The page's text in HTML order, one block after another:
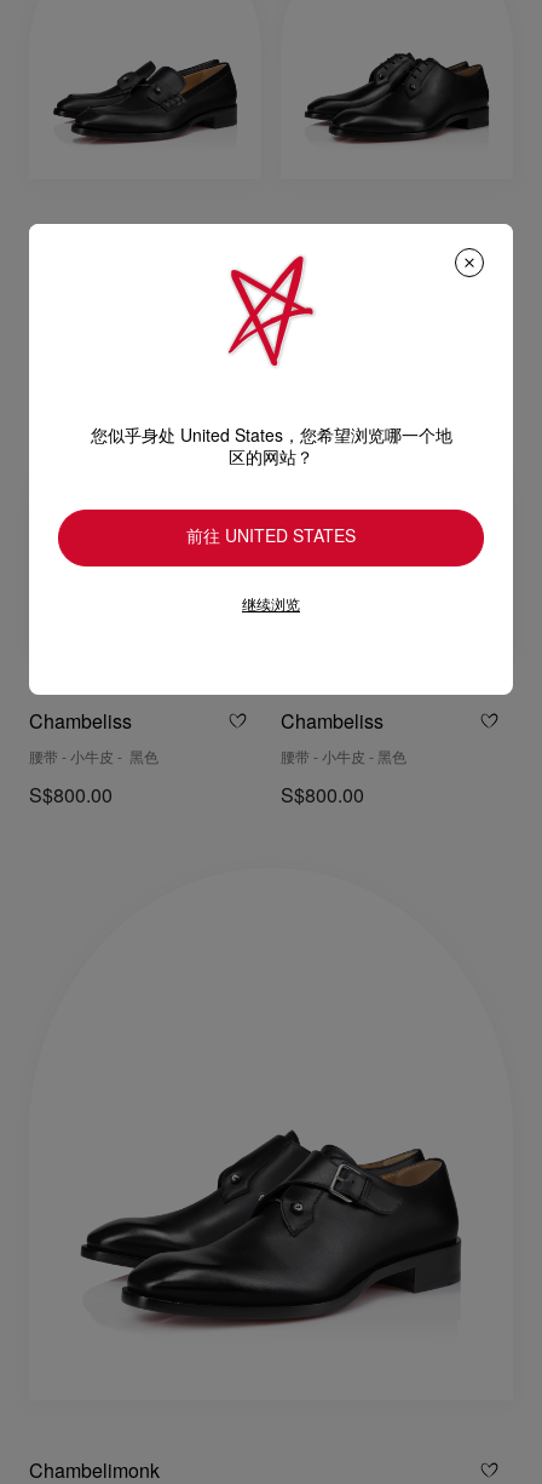
Chambeliss
德比鞋 - 小牛皮 - 黑色 - 男装 - 男裝
S$1,900.00
Chambeliss
腰带 - 小牛皮 - 黑色
S$800.00
Chambeliss
腰带 - 小牛皮 - 黑色
S$800.00
Chambelimonk
您似乎身处 United States，您希望浏览哪一个地
区的网站？
前往 UNITED STATES
继续浏览